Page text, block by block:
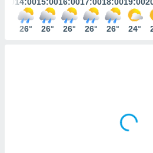
simili,
IMPOSTAZIONI
26° 26° 26° 26° 26° 24°